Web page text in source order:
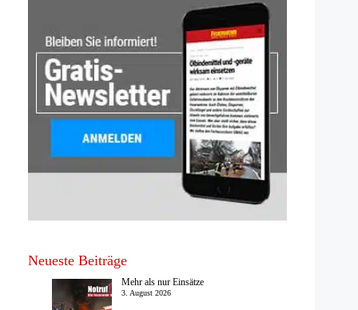
Neueste Beiträge
Mehr als nur Einsätze
3. August 2026